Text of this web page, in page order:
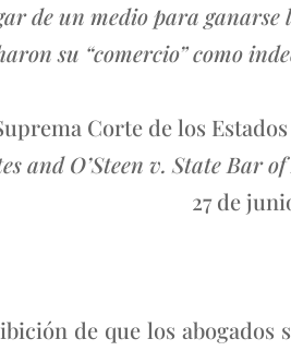
de un medio para ganarse
su “comercio” como
Corte de los
and O’Steen v. State Bar
27 de
de que los abogados